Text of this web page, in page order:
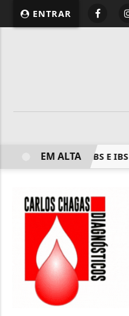
website page view counter
ENTRAR
COM CBS E IBS
EM ALTA